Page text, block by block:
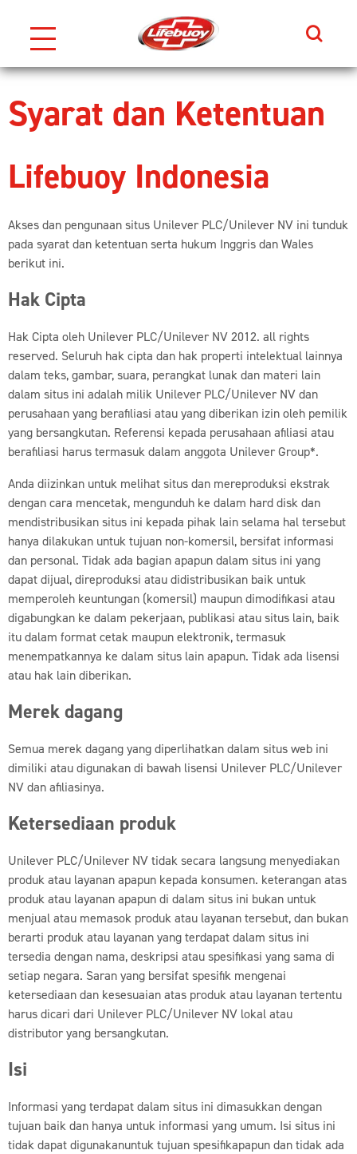
Skip to content
Search
Syarat dan Ketentuan
Lifebuoy Indonesia
Akses dan pengunaan situs Unilever PLC/Unilever NV ini tunduk
pada syarat dan ketentuan serta hukum Inggris dan Wales
berikut ini.
Hak Cipta
Hak Cipta oleh Unilever PLC/Unilever NV 2012. all rights
reserved. Seluruh hak cipta dan hak properti intelektual lainnya
dalam teks, gambar, suara, perangkat lunak dan materi lain
dalam situs ini adalah milik Unilever PLC/Unilever NV dan
perusahaan yang berafiliasi atau yang diberikan izin oleh pemilik
yang bersangkutan. Referensi kepada perusahaan afiliasi atau
berafiliasi harus termasuk dalam anggota Unilever Group*.
Anda diizinkan untuk melihat situs dan mereproduksi ekstrak
dengan cara mencetak, mengunduh ke dalam hard disk dan
mendistribusikan situs ini kepada pihak lain selama hal tersebut
hanya dilakukan untuk tujuan non-komersil, bersifat informasi
dan personal. Tidak ada bagian apapun dalam situs ini yang
dapat dijual, direproduksi atau didistribusikan baik untuk
memperoleh keuntungan (komersil) maupun dimodifikasi atau
digabungkan ke dalam pekerjaan, publikasi atau situs lain, baik
itu dalam format cetak maupun elektronik, termasuk
menempatkannya ke dalam situs lain apapun. Tidak ada lisensi
atau hak lain diberikan.
Merek dagang
Semua merek dagang yang diperlihatkan dalam situs web ini
dimiliki atau digunakan di bawah lisensi Unilever PLC/Unilever
NV dan afiliasinya.
Ketersediaan produk
Unilever PLC/Unilever NV tidak secara langsung menyediakan
produk atau layanan apapun kepada konsumen. keterangan atas
produk atau layanan apapun di dalam situs ini bukan untuk
menjual atau memasok produk atau layanan tersebut, dan bukan
berarti produk atau layanan yang terdapat dalam situs ini
tersedia dengan nama, deskripsi atau spesifikasi yang sama di
setiap negara. Saran yang bersifat spesifik mengenai
ketersediaan dan kesesuaian atas produk atau layanan tertentu
harus dicari dari Unilever PLC/Unilever NV lokal atau
distributor yang bersangkutan.
Isi
Informasi yang terdapat dalam situs ini dimasukkan dengan
tujuan baik dan hanya untuk informasi yang umum. Isi situs ini
tidak dapat digunakanuntuk tujuan spesifikapapun dan tidak ada